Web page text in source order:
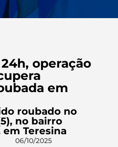
operação
em
roubado no
no bairro
Teresina
06/10/2025